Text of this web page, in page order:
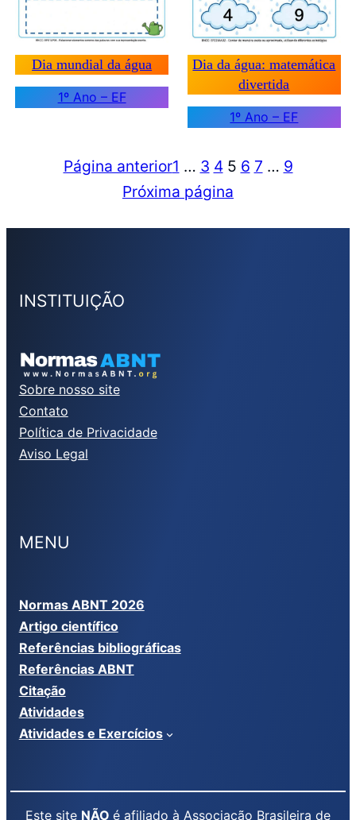
Dia mundial da água
1º Ano – EF
Dia da água: matemática
divertida
1º Ano – EF
Página anterior1 … 3 4 5 6 7 … 9
Próxima página
INSTITUIÇÃO
Sobre nosso site
Contato
Política de Privacidade
Aviso Legal
MENU
Normas ABNT 2026
Artigo científico
Referências bibliográficas
Referências ABNT
Citação
Atividades
Atividades e Exercícios
Este site NÃO é afiliado à Associação Brasileira de